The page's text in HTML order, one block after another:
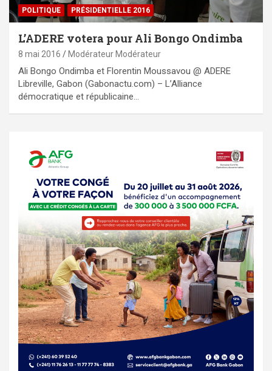
POLITIQUE PRÉSIDENTIELLE 2016
L’ADERE votera pour Ali Bongo Ondimba
8 mai 2016 Modérateur Modérateur
Ali Bongo Ondimba et Florentin Moussavou @ ADERE
Libreville, Gabon (Gabonactu.com) – L’Alliance
démocratique et républicaine…